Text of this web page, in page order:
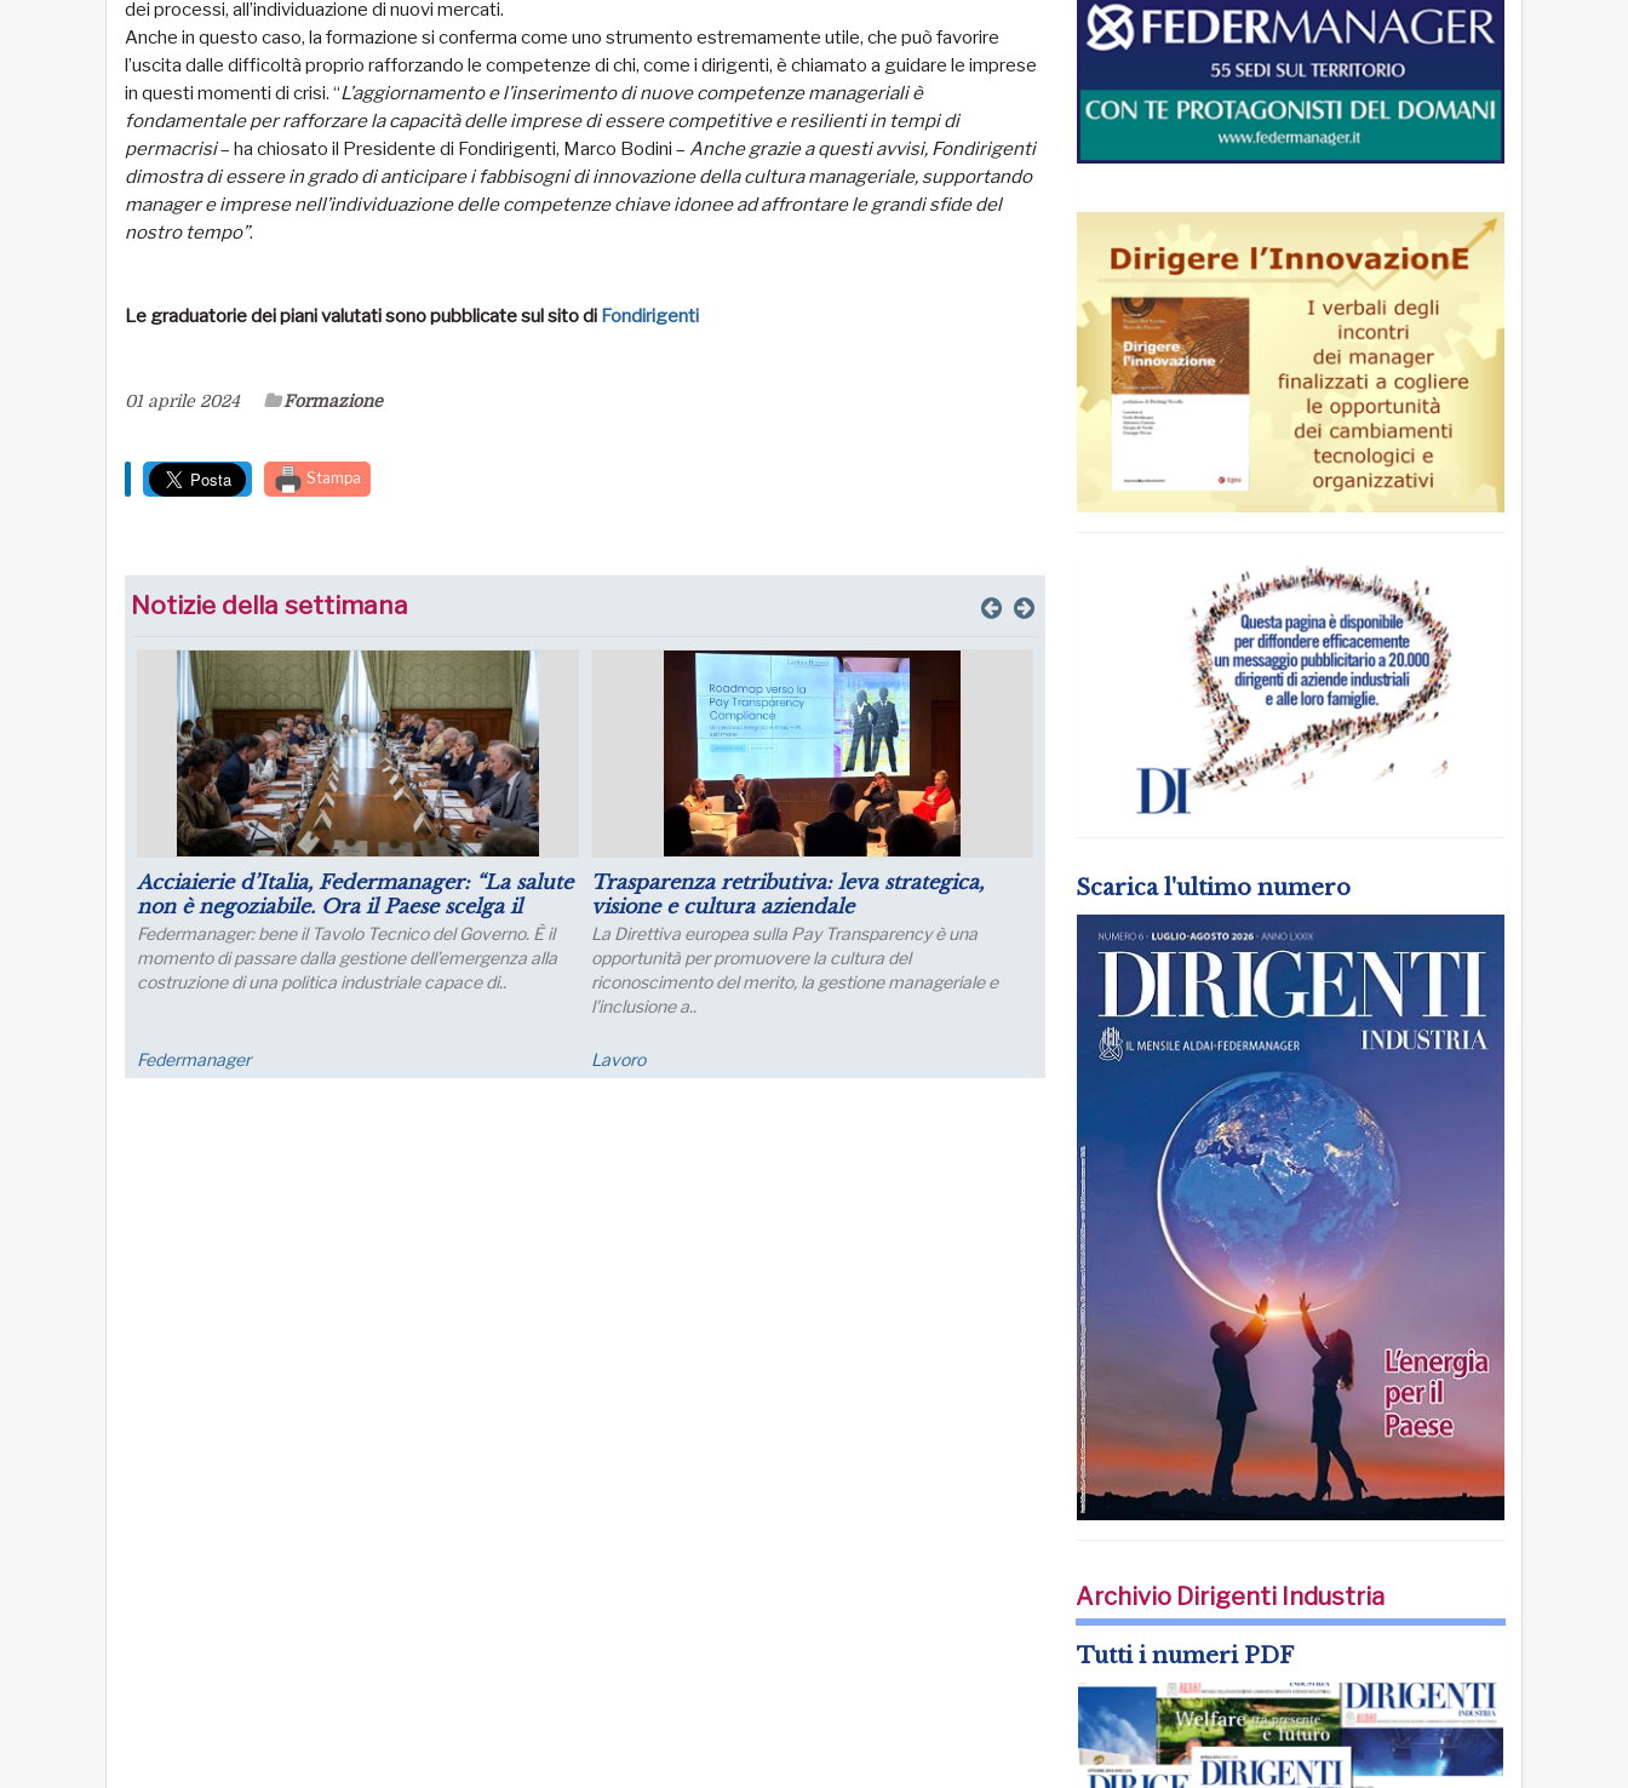
dei processi, all’individuazione di nuovi mercati.
Anche in questo caso, la formazione si conferma come uno strumento estremamente utile, che può favorire
l’uscita dalle difficoltà proprio rafforzando le competenze di chi, come i dirigenti, è chiamato a guidare le imprese
in questi momenti di crisi. “L’aggiornamento e l’inserimento di nuove competenze manageriali è
fondamentale per rafforzare la capacità delle imprese di essere competitive e resilienti in tempi di
permacrisi– ha chiosato il Presidente di Fondirigenti, Marco Bodini – Anche grazie a questi avvisi, Fondirigenti
dimostra di essere in grado di anticipare i fabbisogni di innovazione della cultura manageriale, supportando
manager e imprese nell’individuazione delle competenze chiave idonee ad affrontare le grandi sfide del
nostro tempo”.
Le graduatorie dei piani valutati sono pubblicate sul sito di Fondirigenti
01 aprile 2024 Formazione
Stampa
Notizie della settimana
Puntare su infrastrutture e manager per il
futuro dell’industria del nord Italia
Lo sviluppo di quest’area è fondamentale per un
collegamento con l’Europa
FM Trieste
Luglio: migliorano le aspettative sulla
produzione
Le aspettative delle grandi imprese industriali migliorano
a luglio, con un aumento della quota di imprese che
prevede una crescita della produzione; nei..
Economia
Scarica l'ultimo numero
Archivio Dirigenti Industria
Tutti i numeri PDF